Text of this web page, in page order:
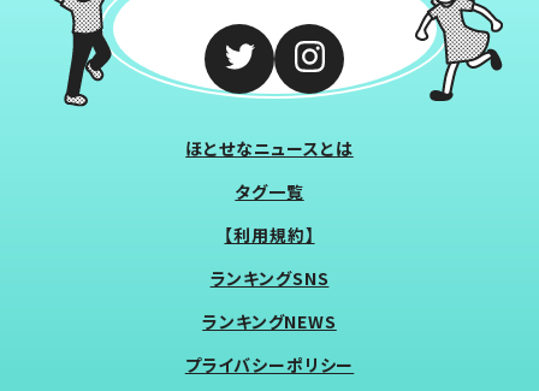
ほとせなニュースとは
タグ一覧
【利用規約】
ランキングSNS
ランキングNEWS
プライバシーポリシー